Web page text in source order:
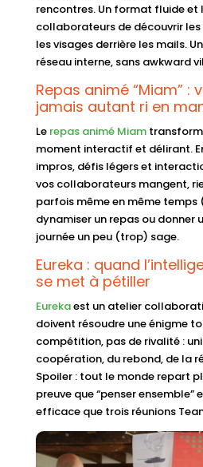
rencontres. Un format fluide et
collaborateurs de découvrir
les visages derrière les mails.
réseau interne, sans awkward
Repas animé “Miam” :
jamais autant ri en
Le repas animé Miam
moment interactif et délirant.
impros, défis légers et
vos collaborateurs mangent,
parfois même en même temps
dynamiser un repas ou donner
journée un peu (trop) sage.
Eureka : quand
se met à pétiller
Eurekaest un atelier
doivent résoudre une énigme
compétition, pas de rivalité :
coopération, du rebond, de la
Spoiler : tout le monde repart
preuve que “penser ensemble”
efficace que trois réunions